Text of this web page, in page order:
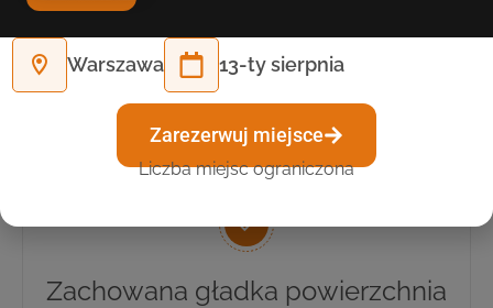
Drukarki Nanosolwent – Korzyści dla
Twojej firmy:
Zachowana gładka powierzchnia
Warszawa 13-ty sierpnia
Zarezerwuj miejsce
Liczba miejsc ograniczona